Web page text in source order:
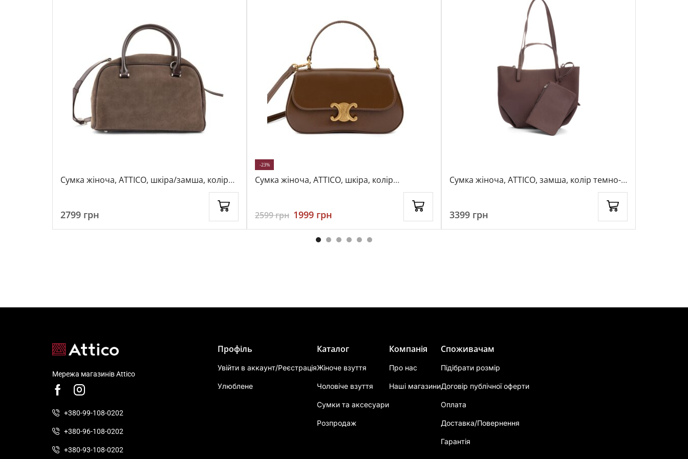
Сумка жіноча, ATTICO, шкіра/замша, колір
2799 грн
Сумка жіноча, ATTICO, шкіра, колір
-23%
2599грн 1999 грн
Сумка жіноча, ATTICO, замша, колір темно-
3399 грн
Мережа магазинів Attico
+380-99-108-0202
+380-96-108-0202
+380-93-108-0202
Профіль
Увійти в аккаунт/Реєстрація
Улюблене
Каталог
Жіноче взуття
Чоловіче взуття
Сумки та аксесуари
Розпродаж
Компанія
Про нас
Наші магазини
Споживачам
Підібрати розмір
Договір публічної оферти
Оплата
Доставка/Повернення
Гарантія